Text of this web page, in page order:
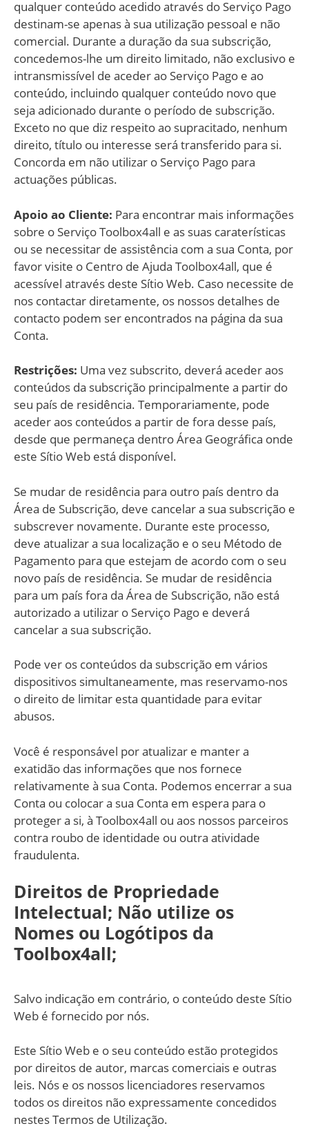
qualquer conteúdo acedido através do Serviço Pago
destinam-se apenas à sua utilização pessoal e não
comercial. Durante a duração da sua subscrição,
concedemos-lhe um direito limitado, não exclusivo e
intransmissível de aceder ao Serviço Pago e ao
conteúdo, incluindo qualquer conteúdo novo que
seja adicionado durante o período de subscrição.
Exceto no que diz respeito ao supracitado, nenhum
direito, título ou interesse será transferido para si.
Concorda em não utilizar o Serviço Pago para
actuações públicas.
Apoio ao Cliente: Para encontrar mais informações
sobre o Serviço Toolbox4all e as suas caraterísticas
ou se necessitar de assistência com a sua Conta, por
favor visite o Centro de Ajuda Toolbox4all, que é
acessível através deste Sítio Web. Caso necessite de
nos contactar diretamente, os nossos detalhes de
contacto podem ser encontrados na página da sua
Conta.
Restrições: Uma vez subscrito, deverá aceder aos
conteúdos da subscrição principalmente a partir do
seu país de residência. Temporariamente, pode
aceder aos conteúdos a partir de fora desse país,
desde que permaneça dentro Área Geográfica onde
este Sítio Web está disponível.
Se mudar de residência para outro país dentro da
Área de Subscrição, deve cancelar a sua subscrição e
subscrever novamente. Durante este processo,
deve atualizar a sua localização e o seu Método de
Pagamento para que estejam de acordo com o seu
novo país de residência. Se mudar de residência
para um país fora da Área de Subscrição, não está
autorizado a utilizar o Serviço Pago e deverá
cancelar a sua subscrição.
Pode ver os conteúdos da subscrição em vários
dispositivos simultaneamente, mas reservamo-nos
o direito de limitar esta quantidade para evitar
abusos.
Você é responsável por atualizar e manter a
exatidão das informações que nos fornece
relativamente à sua Conta. Podemos encerrar a sua
Conta ou colocar a sua Conta em espera para o
proteger a si, à Toolbox4all ou aos nossos parceiros
contra roubo de identidade ou outra atividade
fraudulenta.
Direitos de Propriedade
Intelectual; Não utilize os
Nomes ou Logótipos da
Toolbox4all;
Salvo indicação em contrário, o conteúdo deste Sítio
Web é fornecido por nós.
Este Sítio Web e o seu conteúdo estão protegidos
por direitos de autor, marcas comerciais e outras
leis. Nós e os nossos licenciadores reservamos
todos os direitos não expressamente concedidos
nestes Termos de Utilização.